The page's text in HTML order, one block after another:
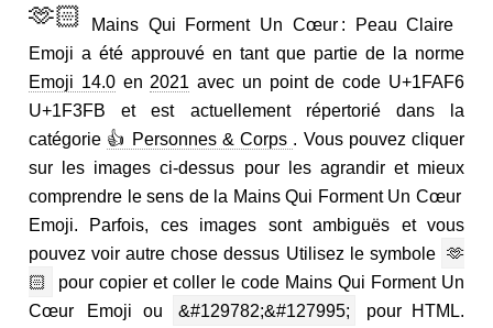
🫶🏻
Mains Qui Forment Un Cœur : Peau Claire
Emoji a été approuvé en tant que partie de la norme
Emoji 14.0en 2021 avec un point de code U+1FAF6
U+1F3FB et est actuellement répertorié dans la
catégorie 👍 Personnes & Corps . Vous pouvez cliquer
sur les images ci-dessus pour les agrandir et mieux
comprendre le sens de la Mains Qui Forment Un Cœur
Emoji. Parfois, ces images sont ambiguës et vous
pouvez voir autre chose dessus Utilisez le symbole 🫶
🏻
pour copier et coller le code Mains Qui Forment Un
Cœur Emoji ou
&#129782;&#127995;
pour HTML.